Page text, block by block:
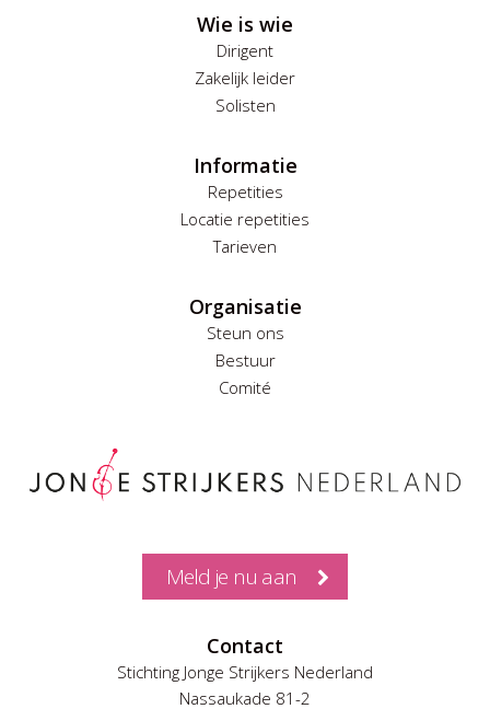
Wie is wie
Dirigent
Zakelijk leider
Solisten
Informatie
Repetities
Locatie repetities
Tarieven
Organisatie
Steun ons
Bestuur
Comité
Meld je nu aan
Contact
Stichting Jonge Strijkers Nederland
Nassaukade 81-2